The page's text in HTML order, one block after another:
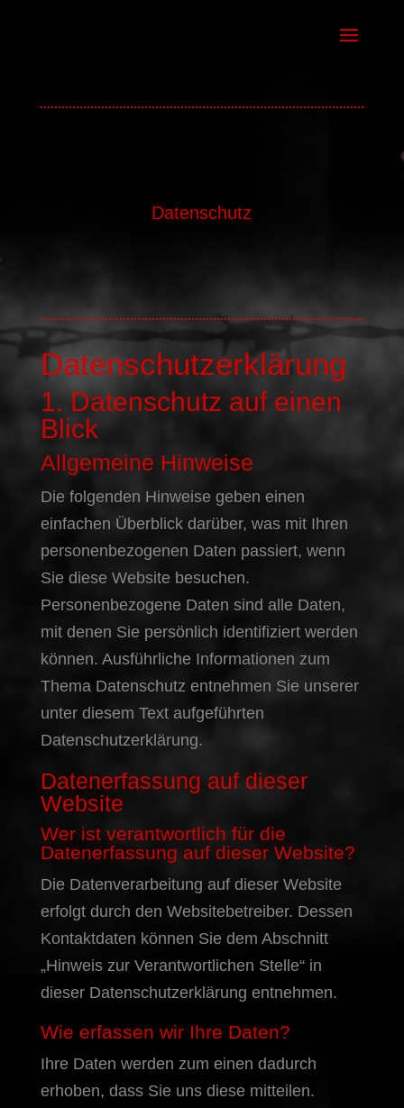
Datenschutz
Datenschutz­erklärung
1. Datenschutz auf einen
Blick
Allgemeine Hinweise
Die folgenden Hinweise geben einen
einfachen Überblick darüber, was mit Ihren
personenbezogenen Daten passiert, wenn
Sie diese Website besuchen.
Personenbezogene Daten sind alle Daten,
mit denen Sie persönlich identifiziert werden
können. Ausführliche Informationen zum
Thema Datenschutz entnehmen Sie unserer
unter diesem Text aufgeführten
Datenschutzerklärung.
Datenerfassung auf dieser
Website
Wer ist verantwortlich für die
Datenerfassung auf dieser Website?
Die Datenverarbeitung auf dieser Website
erfolgt durch den Websitebetreiber. Dessen
Kontaktdaten können Sie dem Abschnitt
„Hinweis zur Verantwortlichen Stelle“ in
dieser Datenschutzerklärung entnehmen.
Wie erfassen wir Ihre Daten?
Ihre Daten werden zum einen dadurch
erhoben, dass Sie uns diese mitteilen.